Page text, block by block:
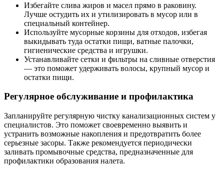
Избегайте слива жиров и масел прямо в раковину.
Лучше остудить их и утилизировать в мусор или в
специальный контейнер.
Используйте мусорные корзины для отходов, избегая
выкидывать туда остатки пищи, ватные палочки,
гигиенические средства и игрушки.
Устанавливайте сетки и фильтры на сливные отверстия
— это поможет удерживать волосы, крупный мусор и
остатки пищи.
Регулярное обслуживание и профилактика
Запланируйте регулярную чистку канализационных систем у
специалистов. Это поможет своевременно выявить и
устранить возможные накопления и предотвратить более
серьезные засоры. Также рекомендуется периодически
заливать промывочные средства, предназначенные для
профилактики образования налета.